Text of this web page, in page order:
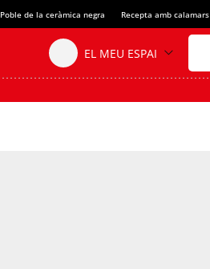
Poble de la ceràmica negra Recepta amb calamars